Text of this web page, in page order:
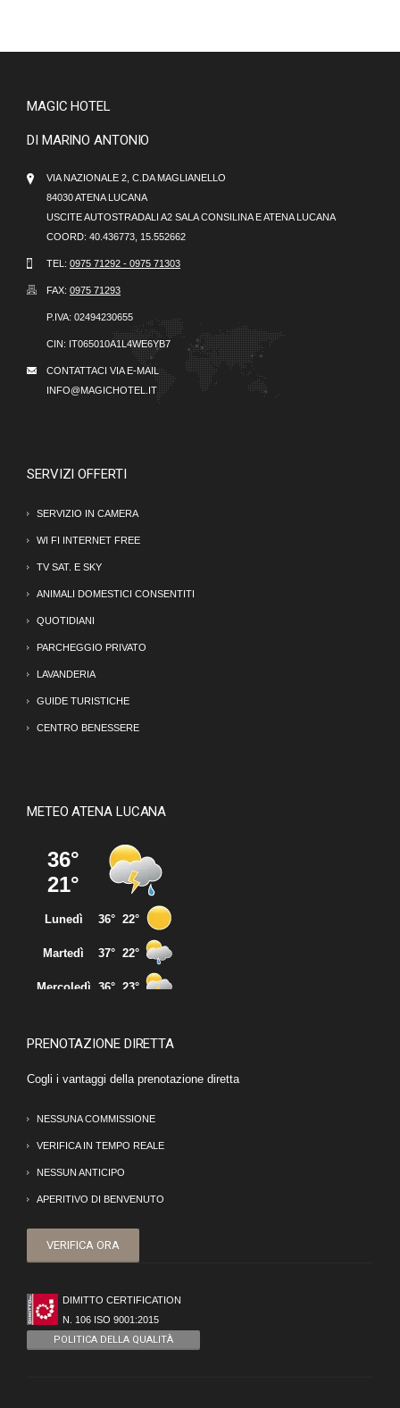
MAGIC HOTEL
DI MARINO ANTONIO
VIA NAZIONALE 2, C.DA MAGLIANELLO
84030 ATENA LUCANA
USCITE AUTOSTRADALI A2 SALA CONSILINA E ATENA LUCANA
COORD: 40.436773, 15.552662
TEL: 0975 71292 - 0975 71303
FAX: 0975 71293
P.IVA: 02494230655
CIN: IT065010A1L4WE6YB7
CONTATTACI VIA E-MAIL
INFO@MAGICHOTEL.IT
SERVIZI OFFERTI
SERVIZIO IN CAMERA
WI FI INTERNET FREE
TV SAT. E SKY
ANIMALI DOMESTICI CONSENTITI
QUOTIDIANI
PARCHEGGIO PRIVATO
LAVANDERIA
GUIDE TURISTICHE
CENTRO BENESSERE
METEO ATENA LUCANA
PRENOTAZIONE DIRETTA
Cogli i vantaggi della prenotazione diretta
NESSUNA COMMISSIONE
VERIFICA IN TEMPO REALE
NESSUN ANTICIPO
APERITIVO DI BENVENUTO
VERIFICA ORA
DIMITTO CERTIFICATION
N. 106 ISO 9001:2015
POLITICA DELLA QUALITÀ